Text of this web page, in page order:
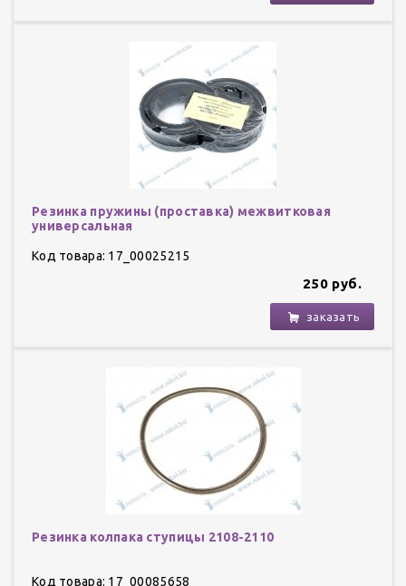
Резинка пружины (проставка) межвитковая
универсальная
Код товара: 17_00025215
250 руб.
заказать
Резинка колпака ступицы 2108-2110
Код товара: 17_00085658